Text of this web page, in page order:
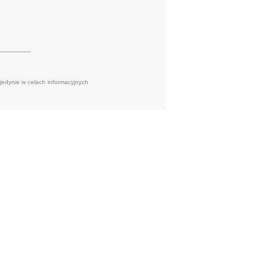
w celach informacyjnych